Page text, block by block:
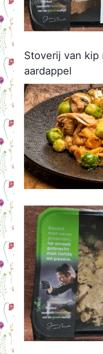
Stoverij van kip
aardappel